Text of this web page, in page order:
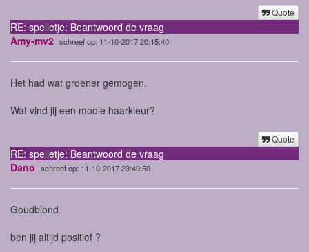
Quote
RE: spelletje: Beantwoord de vraag
Amy-mv2 schreef op: 11-10-2017 20:15:40
Het had wat groener gemogen.
Wat vind jij een mooie haarkleur?
Quote
RE: spelletje: Beantwoord de vraag
Dano schreef op: 11-10-2017 23:49:50
Goudblond
ben jij altijd positief ?